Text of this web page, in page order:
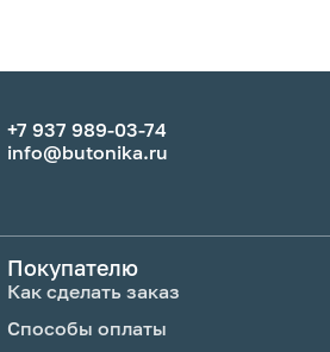
+7 937 989-03-74
info@butonika.ru
Покупателю
Как сделать заказ
Способы оплаты